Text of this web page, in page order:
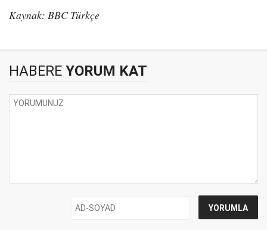
Kaynak: BBC Türkçe
HABERE YORUM KAT